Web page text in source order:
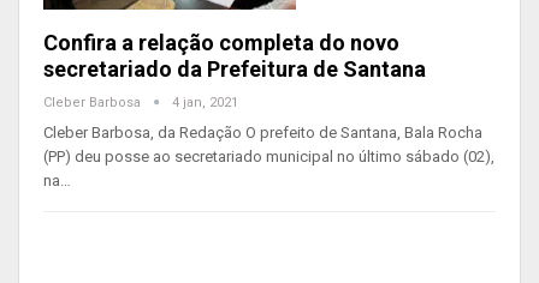
Confira a relação completa do novo
secretariado da Prefeitura de Santana
Cleber Barbosa 4 jan, 2021
Cleber Barbosa, da Redação O prefeito de Santana, Bala Rocha
(PP) deu posse ao secretariado municipal no último sábado (02),
na…